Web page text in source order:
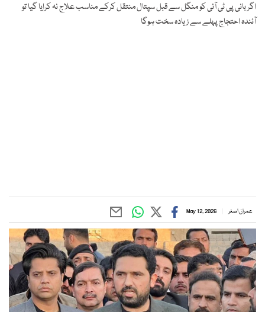
اگر بانی پی ٹی آئی کو منگل سے قبل سپتال منتقل کرکے مناسب علاج نہ کرایا گیا تو
آئندہ احتجاج پہلے سے زیادہ سخت ہوگا
عمران اصغر May 12, 2026